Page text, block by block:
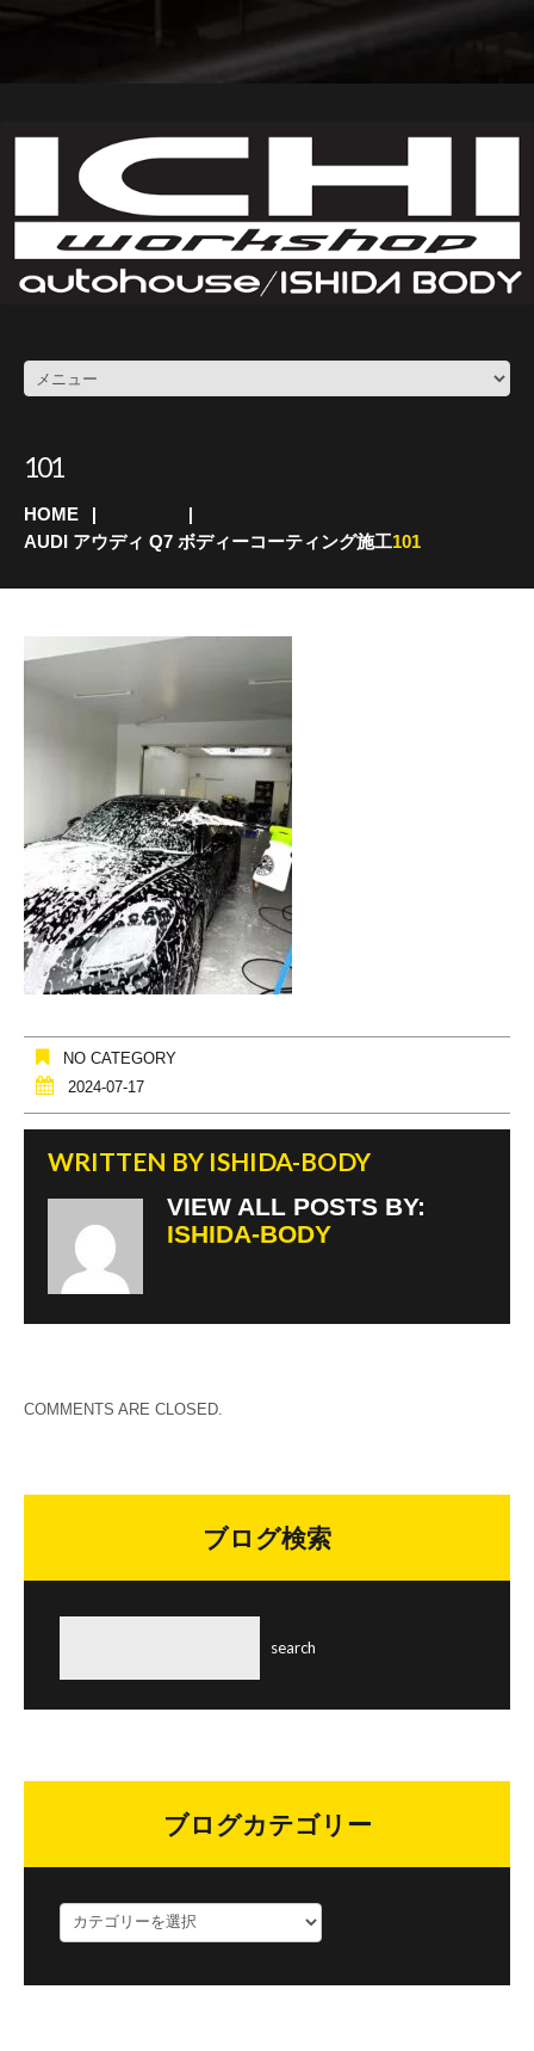
101
HOME
AUDI アウディ Q7 ボディーコーティング施工101
NO CATEGORY
2024-07-17
WRITTEN BY ISHIDA-BODY
VIEW ALL POSTS BY:
ISHIDA-BODY
COMMENTS ARE CLOSED.
ブログ検索
ブログカテゴリー
ロ